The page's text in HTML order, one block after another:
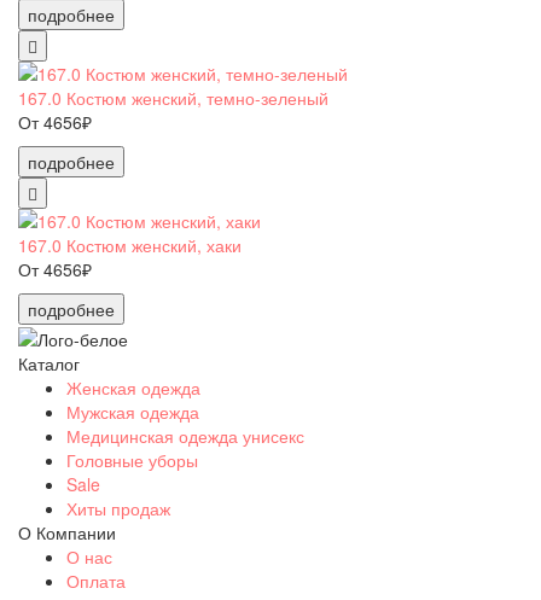
подробнее
167.0 Костюм женский, темно-зеленый
От 4656₽
подробнее
167.0 Костюм женский, хаки
От 4656₽
подробнее
Каталог
Женская одежда
Мужская одежда
Медицинская одежда унисекс
Головные уборы
Sale
Хиты продаж
О Компании
О нас
Оплата